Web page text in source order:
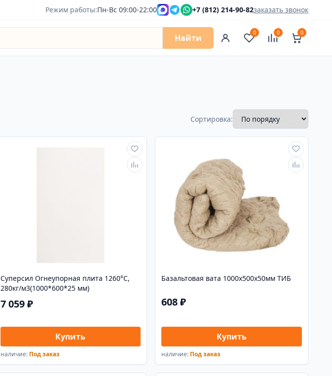
Режим работы:Пн-Вс 09:00-22:00 +7 (812) 214-90-82заказать звонок
Найти
0 0 0
Сортировка:
Суперсил Огнеупорная плита 1260°С,
280кг/м3(1000*600*25 мм)
7 059 ₽
Купить
наличие: Под заказ
Базальтовая вата 1000х500х50мм ТИБ
608 ₽
Купить
наличие: Под заказ